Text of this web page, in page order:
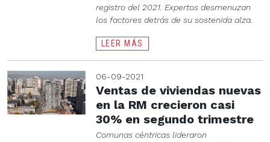
registro del 2021. Expertos desmenuzan
los factores detrás de su sostenida alza.
LEER MÁS
06-09-2021
Ventas de viviendas nuevas
en la RM crecieron casi
30% en segundo trimestre
Comunas céntricas lideraron